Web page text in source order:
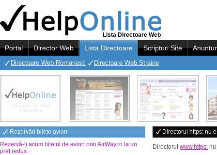
Lista Directoare Web
Portal Director Web Lista Directoare Scripturi Site
Directoare Web Romanesti Directoare Web Straine
Rezervări bilete avion
Rezervă-ți acum biletul de avion prin AirWay.ro la un
preț redus.
Directorul https: nu
Directorul www.https: nu